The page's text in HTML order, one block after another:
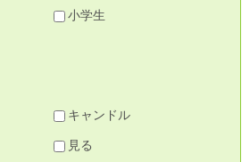
小学生
キャンドル
見る